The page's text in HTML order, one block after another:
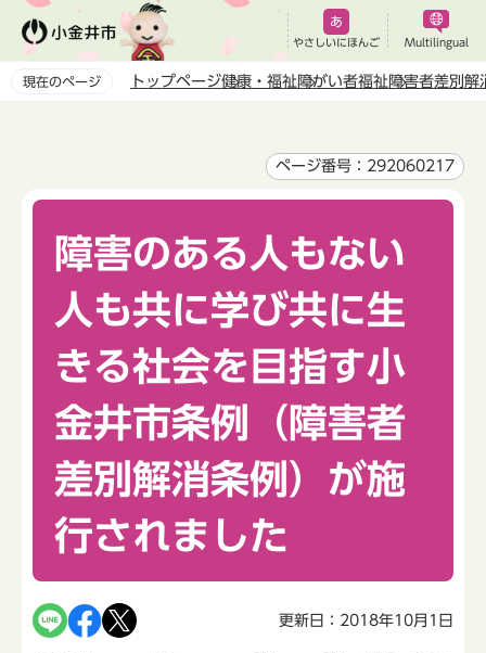
ペ
やさしいにほんご Multilingual
現在のページ トップページ健康・福祉 障がい者福祉 障害者差別解
ページ番号：292060217
障害のある人もない
人も共に学び共に生
きる社会を目指す小
金井市条例（障害者
差別解消条例）が施
行されました
更新日：2018年10月1日